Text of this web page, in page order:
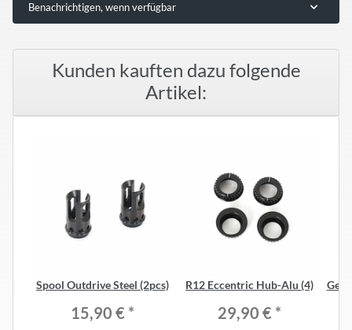
Benachrichtigen, wenn verfügbar
Kunden kauften dazu folgende
Artikel:
Spool Outdrive Steel (2pcs)
15,90 € *
R12 Eccentric Hub-Alu (4)
29,90 € *